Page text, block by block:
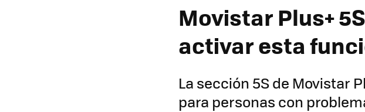
Movistar Plus+
activar esta
La sección 5S de Movistar
para personas con